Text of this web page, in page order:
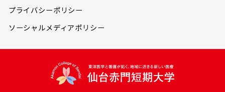
プライバシーポリシー
ソーシャルメディアポリシー